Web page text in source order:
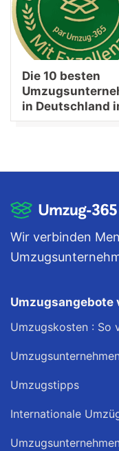
Die 10 besten
in Deutschland
Jahr 2025
Wir verbinden
Umzugsangebote
Umzugskosten : So
Umzugstipps
Internationale